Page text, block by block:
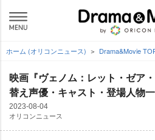
ホーム (オリコンニュース) Drama&Movie
映画『ヴェノム：レット・ゼア
替え声優・キャスト・登場人物
2023-08-04
オリコンニュース